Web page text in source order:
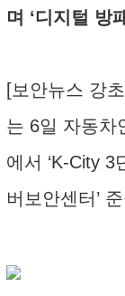
며 ‘디지털 방
[보안뉴스 강
는 6일 자동차
에서 ‘K-City 3
버보안센터’